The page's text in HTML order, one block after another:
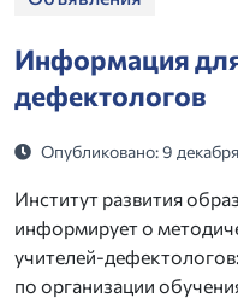
Информация
дефектологов
Опубликовано: 9
Институт развития
информирует о
учителей-
по организации